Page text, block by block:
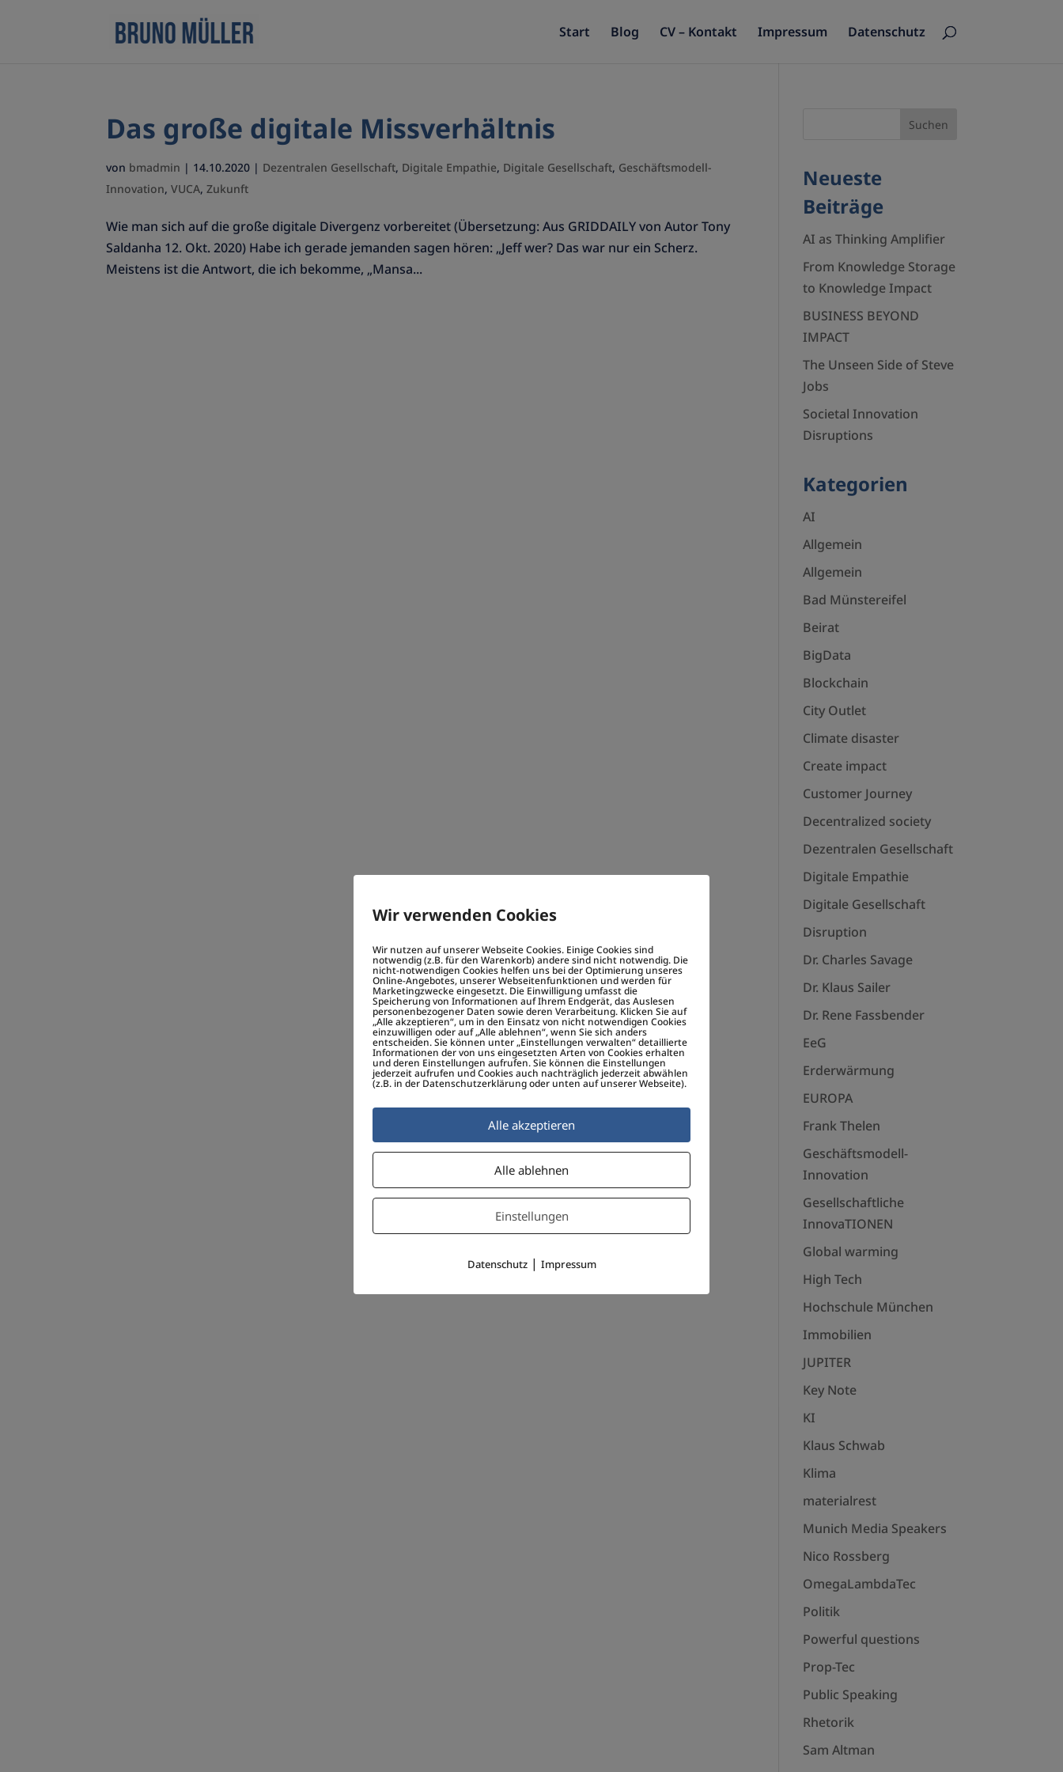
Start Blog CV – Kontakt Impressum Datenschutz
Das große digitale Missverhältnis
von bmadmin | 14.10.2020 | Dezentralen Gesellschaft, Digitale Empathie, Digitale Gesellschaft, Geschäftsmodell-
Innovation,VUCA,Zukunft
Wie man sich auf die große digitale Divergenz vorbereitet (Übersetzung: Aus GRIDDAILY von Autor Tony
Saldanha 12. Okt. 2020) Habe ich gerade jemanden sagen hören: „Jeff wer? Das war nur ein Scherz.
Meistens ist die Antwort, die ich bekomme, „Mansa...
Neueste
Beiträge
AI as Thinking Amplifier
From Knowledge Storage
to Knowledge Impact
BUSINESS BEYOND
IMPACT
The Unseen Side of Steve
Jobs
Societal Innovation
Disruptions
Kategorien
AI
Allgemein
Allgemein
Bad Münstereifel
Beirat
BigData
Blockchain
City Outlet
Climate disaster
Create impact
Customer Journey
Decentralized society
Dezentralen Gesellschaft
Digitale Empathie
Digitale Gesellschaft
Disruption
Dr. Charles Savage
Dr. Klaus Sailer
Dr. Rene Fassbender
EeG
Erderwärmung
EUROPA
Frank Thelen
Geschäftsmodell-
Innovation
Gesellschaftliche
InnovaTIONEN
Global warming
High Tech
Hochschule München
Immobilien
JUPITER
Key Note
KI
Klaus Schwab
Klima
materialrest
Munich Media Speakers
Nico Rossberg
OmegaLambdaTec
Politik
Powerful questions
Prop-Tec
Public Speaking
Rhetorik
Sam Altman
Wir verwenden Cookies
Wir nutzen auf unserer Webseite Cookies. Einige Cookies sind
notwendig (z.B. für den Warenkorb) andere sind nicht notwendig. Die
nicht-notwendigen Cookies helfen uns bei der Optimierung unseres
Online-Angebotes, unserer Webseitenfunktionen und werden für
Marketingzwecke eingesetzt. Die Einwilligung umfasst die
Speicherung von Informationen auf Ihrem Endgerät, das Auslesen
personenbezogener Daten sowie deren Verarbeitung. Klicken Sie auf
„Alle akzeptieren“, um in den Einsatz von nicht notwendigen Cookies
einzuwilligen oder auf „Alle ablehnen“, wenn Sie sich anders
entscheiden. Sie können unter „Einstellungen verwalten“ detaillierte
Informationen der von uns eingesetzten Arten von Cookies erhalten
und deren Einstellungen aufrufen. Sie können die Einstellungen
jederzeit aufrufen und Cookies auch nachträglich jederzeit abwählen
(z.B. in der Datenschutzerklärung oder unten auf unserer Webseite).
Alle akzeptieren
Alle ablehnen
Einstellungen
Datenschutz| Impressum